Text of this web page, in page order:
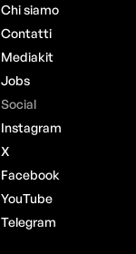
Chi siamo
Contatti
Mediakit
Jobs
Social
Instagram
X
Facebook
YouTube
Telegram